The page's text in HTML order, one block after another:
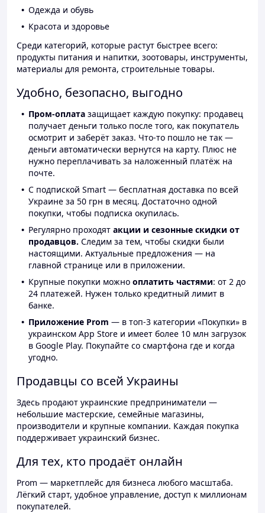
Одежда и обувь
Красота и здоровье
Среди категорий, которые растут быстрее всего:
продукты питания и напитки, зоотовары, инструменты,
материалы для ремонта, строительные товары.
Удобно, безопасно, выгодно
Пром-оплата защищает каждую покупку: продавец
получает деньги только после того, как покупатель
осмотрит и заберёт заказ. Что-то пошло не так —
деньги автоматически вернутся на карту. Плюс не
нужно переплачивать за наложенный платёж на
почте.
С подпиской Smart — бесплатная доставка по всей
Украине за 50 грн в месяц. Достаточно одной
покупки, чтобы подписка окупилась.
Регулярно проходят акции и сезонные скидки от
продавцов. Следим за тем, чтобы скидки были
настоящими. Актуальные предложения — на
главной странице или в приложении.
Крупные покупки можно оплатить частями: от 2 до
24 платежей. Нужен только кредитный лимит в
банке.
Приложение Prom — в топ-3 категории «Покупки» в
украинском App Store и имеет более 10 млн загрузок
в Google Play. Покупайте со смартфона где и когда
угодно.
Продавцы со всей Украины
Здесь продают украинские предприниматели —
небольшие мастерские, семейные магазины,
производители и крупные компании. Каждая покупка
поддерживает украинский бизнес.
Для тех, кто продаёт онлайн
Prom — маркетплейс для бизнеса любого масштаба.
Лёгкий старт, удобное управление, доступ к миллионам
покупателей.